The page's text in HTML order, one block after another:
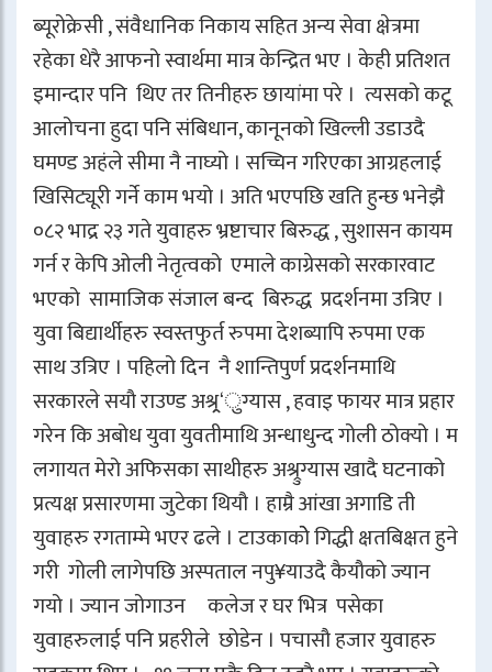
ब्यूरोक्रेसी , संवैधानिक निकाय सहित अन्य सेवा क्षेत्रमा
रहेका धेरै आफनो स्वार्थमा मात्र केन्द्रित भए । केही प्रतिशत
इमान्दार पनि थिए तर तिनीहरु छायांमा परे । त्यसको कटू
आलोचना हुदा पनि संबिधान, कानूनको खिल्ली उडाउदै
घमण्ड अहंले सीमा नै नाघ्यो । सच्चिन गरिएका आग्रहलाई
खिसिट्यूरी गर्ने काम भयो । अति भएपछि खति हुन्छ भनेझै
०८२ भाद्र २३ गते युवाहरु भ्रष्टाचार बिरुद्ध , सुशासन कायम
गर्न र केपि ओली नेतृत्वको एमाले काग्रेसको सरकारवाट
भएको सामाजिक संजाल बन्द बिरुद्ध प्रदर्शनमा उत्रिए ।
युवा बिद्यार्थीहरु स्वस्तफुर्त रुपमा देशब्यापि रुपमा एक
साथ उत्रिए । पहिलो दिन नै शान्तिपुर्ण प्रदर्शनमाथि
सरकारले सयौ राउण्ड अश्र्र्र‘ुग्यास , हवाइ फायर मात्र प्रहार
गरेन कि अबोध युवा युवतीमाथि अन्धाधुन्द गोली ठोक्यो । म
लगायत मेरो अफिसका साथीहरु अश्र्रुग्यास खादै घटनाको
प्रत्यक्ष प्रसारणमा जुटेका थियौ । हाम्रै आंखा अगाडि ती
युवाहरु रगताम्मे भएर ढले । टाउकाकोे गिद्धी क्षतबिक्षत हुने
गरी गोली लागेपछि अस्पताल नपु¥याउदै कैयौको ज्यान
गयो । ज्यान जोगाउन कलेज र घर भित्र पसेका
युवाहरुलाई पनि प्रहरीले छोडेन । पचासौ हजार युवाहरु